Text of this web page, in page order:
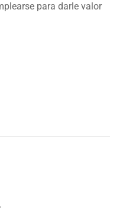
para darle valor